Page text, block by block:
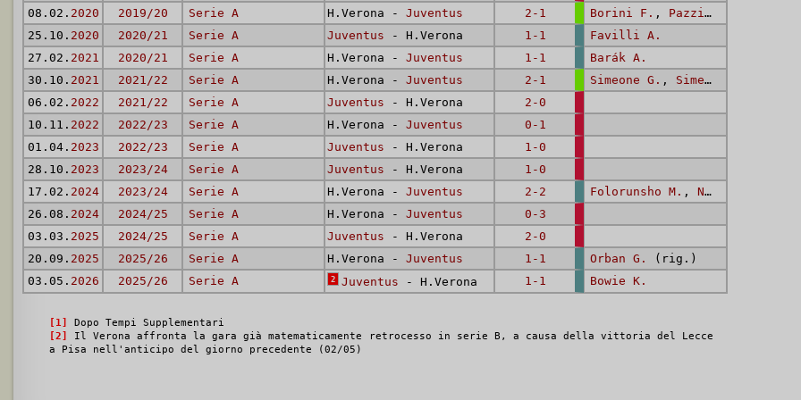
08.02. 2020 2019/20 Serie A H.Verona - Juventus 2-1 Borini F. , Pazzini G.
25.10. 2020 2020/21 Serie A Juventus - H.Verona 1-1
Favilli A.
27.02. 2021 2020/21 Serie A H.Verona - Juventus 1-1
Barák A.
30.10. 2021 2021/22 Serie A H.Verona - Juventus 2-1 Simeone G. , Simeone G.
06.02. 2022 2021/22 Serie A Juventus - H.Verona
2-0
10.11. 2022 2022/23 Serie A H.Verona - Juventus
0-1
01.04. 2023 2022/23 Serie A Juventus - H.Verona
1-0
28.10. 2023 2023/24 Serie A Juventus - H.Verona
1-0
17.02. 2024 2023/24 Serie A H.Verona - Juventus 2-2 Folorunsho M. , Noslin T.
26.08. 2024 2024/25 Serie A H.Verona - Juventus
0-3
03.03. 2025 2024/25 Serie A Juventus - H.Verona
2-0
20.09. 2025 2025/26 Serie A H.Verona - Juventus 1-1 Orban G.
(rig.)
03.05. 2026 2025/26 Serie A 2 Juventus - H.Verona 1-1 Bowie K.
[1]
Dopo Tempi Supplementari
[2]
Il Verona affronta la gara già matematicamente retrocesso in serie B, a causa della vittoria del Lecce
a Pisa nell'anticipo del giorno precedente (02/05)